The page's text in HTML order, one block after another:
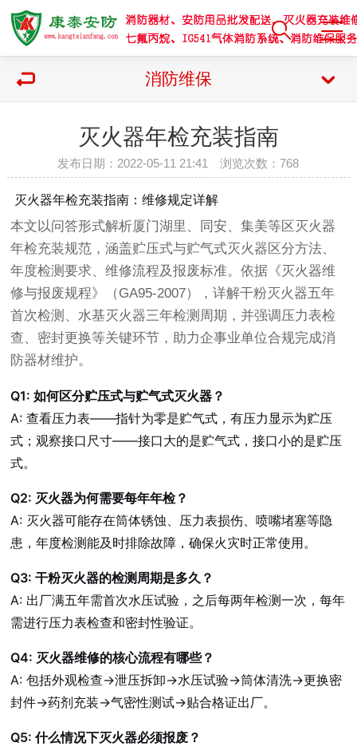
消防维保
灭火器年检充装指南
发布日期：2022-05-11 21:41 浏览次数：768
灭火器年检充装指南：维修规定详解
本文以问答形式解析厦门湖里、同安、集美等区灭火器
年检充装规范，涵盖贮压式与贮气式灭火器区分方法、
年度检测要求、维修流程及报废标准。依据《灭火器维
修与报废规程》（GA95-2007），详解干粉灭火器五年
首次检测、水基灭火器三年检测周期，并强调压力表检
查、密封更换等关键环节，助力企事业单位合规完成消
防器材维护。
Q1: 如何区分贮压式与贮气式灭火器？
A: 查看压力表——指针为零是贮气式，有压力显示为贮压
式；观察接口尺寸——接口大的是贮气式，接口小的是贮压
式。
Q2: 灭火器为何需要每年年检？
A: 灭火器可能存在筒体锈蚀、压力表损伤、喷嘴堵塞等隐
患，年度检测能及时排除故障，确保火灾时正常使用。
Q3: 干粉灭火器的检测周期是多久？
A: 出厂满五年需首次水压试验，之后每两年检测一次，每年
需进行压力表检查和密封性验证。
Q4: 灭火器维修的核心流程有哪些？
A: 包括外观检查→泄压拆卸→水压试验→筒体清洗→更换密
封件→药剂充装→气密性测试→贴合格证出厂。
Q5: 什么情况下灭火器必须报废？